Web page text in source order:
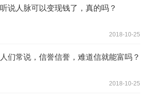
听说人脉可以变现钱了，真的吗？
2018-10-25
人们常说，信誉信誉，难道信就能富吗？
2018-10-25